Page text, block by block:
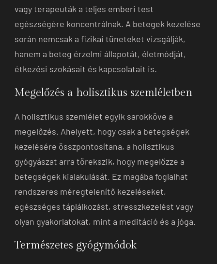
vagy terapeuták a teljes emberi test
egészségére koncentrálnak. A betegek kezelése
során nemcsak a fizikai tüneteket vizsgálják,
hanem a beteg érzelmi állapotát, életmódját,
étkezési szokásait és kapcsolatait is.
Megelőzés a holisztikus szemléletben
A holisztikus szemlélet egyik sarokköve a
megelőzés. Ahelyett, hogy csak a betegségek
kezelésére összpontosítana, a holisztikus
gyógyászat arra törekszik, hogy megelőzze a
betegségek kialakulását. Ez magába foglalhat
rendszeres méregtelenítő kezeléseket,
egészséges táplálkozást, stresszkezelést vagy
olyan gyakorlatokat, mint a meditáció és a jóga.
Természetes gyógymódok